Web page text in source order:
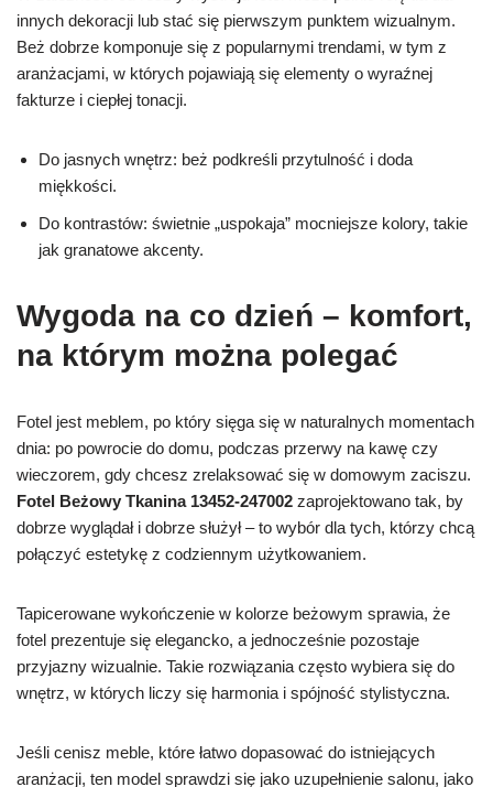
innych dekoracji lub stać się pierwszym punktem wizualnym.
Beż dobrze komponuje się z popularnymi trendami, w tym z
aranżacjami, w których pojawiają się elementy o wyraźnej
fakturze i ciepłej tonacji.
Do jasnych wnętrz: beż podkreśli przytulność i doda
miękkości.
Do kontrastów: świetnie „uspokaja” mocniejsze kolory, takie
jak granatowe akcenty.
Wygoda na co dzień – komfort,
na którym można polegać
Fotel jest meblem, po który sięga się w naturalnych momentach
dnia: po powrocie do domu, podczas przerwy na kawę czy
wieczorem, gdy chcesz zrelaksować się w domowym zaciszu.
Fotel Beżowy Tkanina 13452-247002 zaprojektowano tak, by
dobrze wyglądał i dobrze służył – to wybór dla tych, którzy chcą
połączyć estetykę z codziennym użytkowaniem.
Tapicerowane wykończenie w kolorze beżowym sprawia, że
fotel prezentuje się elegancko, a jednocześnie pozostaje
przyjazny wizualnie. Takie rozwiązania często wybiera się do
wnętrz, w których liczy się harmonia i spójność stylistyczna.
Jeśli cenisz meble, które łatwo dopasować do istniejących
aranżacji, ten model sprawdzi się jako uzupełnienie salonu, jako